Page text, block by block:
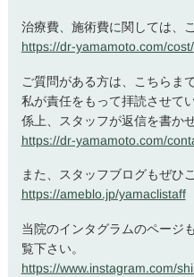
治療費、施術費に関しては、
https://dr-yamamoto.com/cost/
ご質問がある方は、こちらま
私が責任をもって拝読させて
係上、スタッフが返信を書か
https://dr-yamamoto.com/
また、スタッフブログもぜひ
https://ameblo.jp/yamaclistaff
当院のインタグラムのページ
覧下さい。
https://www.instagram.com/